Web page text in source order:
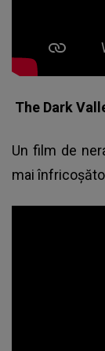
The Dark
Un film de
mai